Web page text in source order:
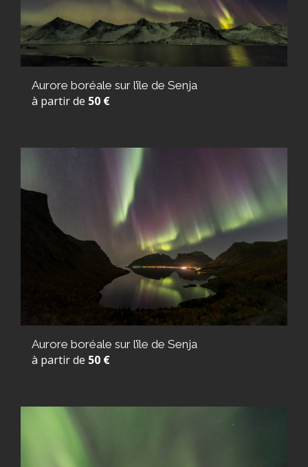
Aurore boréale sur l’île de Senja
à partir de 50 €
Aurore boréale sur l’île de Senja
à partir de 50 €